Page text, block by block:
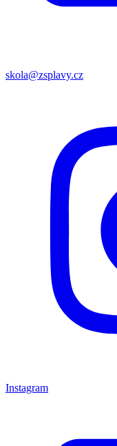
skola@zsplavy.cz
Instagram